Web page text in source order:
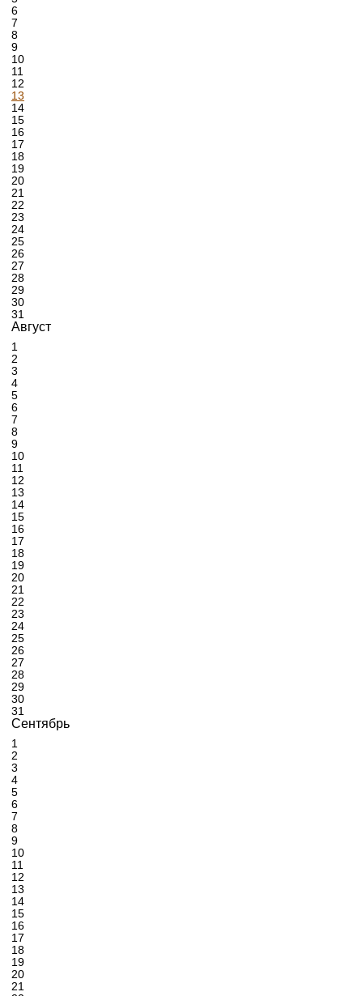
6
7
8
9
10
11
12
13
14
15
16
17
18
19
20
21
22
23
24
25
26
27
28
29
30
31
Август
1
2
3
4
5
6
7
8
9
10
11
12
13
14
15
16
17
18
19
20
21
22
23
24
25
26
27
28
29
30
31
Сентябрь
1
2
3
4
5
6
7
8
9
10
11
12
13
14
15
16
17
18
19
20
21